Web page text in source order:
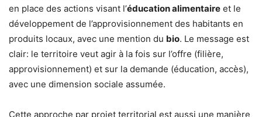
en place des actions visant l’éducation alimentaire et le
développement de l’approvisionnement des habitants en
produits locaux, avec une mention du bio. Le message est
clair: le territoire veut agir à la fois sur l’offre (filière,
approvisionnement) et sur la demande (éducation, accès),
avec une dimension sociale assumée.
Cette approche par projet territorial est aussi une manière